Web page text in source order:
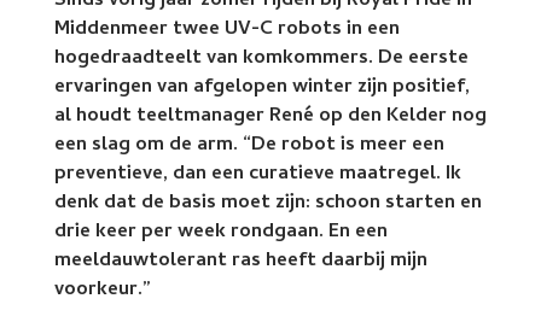
Middenmeer twee UV-C robots in een
hogedraadteelt van komkommers. De eerste
ervaringen van afgelopen winter zijn positief,
al houdt teeltmanager René op den Kelder nog
een slag om de arm. “De robot is meer een
preventieve, dan een curatieve maatregel. Ik
denk dat de basis moet zijn: schoon starten en
drie keer per week rondgaan. En een
meeldauwtolerant ras heeft daarbij mijn
voorkeur.”